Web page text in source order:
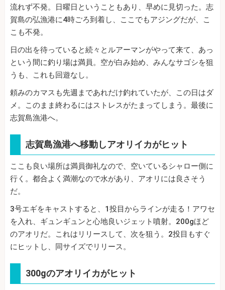
流れず不発。日曜日ということもあり、早めに見切った。志
賀島の弘漁港に4時ごろ到着し、ここでもアジングだが、こ
こも不発。
日の出を待っていると続々とルアーマンがやって来て、あっ
という間に釣り場は満員。空が白み始め、みんなサゴシを狙
うも、これも回遊なし。
頼みのカマスも先週まであれだけ釣れていたが、この日はダ
メ。このまま終わるにはストレスがたまってしまう。最後に
志賀島漁港へ。
志賀島漁港へ移動しアオリイカがヒット
ここも良い場所は満員御礼なので、空いているシャロー側に
行く。都合よく満潮なので水があり、アオリには良さそう
だ。
3号エギをキャストすると、1投目からラインが走る！アワセ
を入れ、ギュンギュンと心地良いジェット噴射。200gほど
のアオリだ。これはリリースして、次を狙う。2投目もすぐ
にヒットし、同サイズでリリース。
300gのアオリイカがヒット